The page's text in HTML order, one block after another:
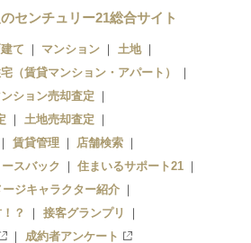
センチュリー21総合サイト
て マンション
土地
（賃貸マンション・アパート）
ション売却査定
土地売却査定
賃貸管理
店舗検索
ースバック
住まいるサポート21
ージキャラクター紹介
？
接客グランプリ
成約者アンケート